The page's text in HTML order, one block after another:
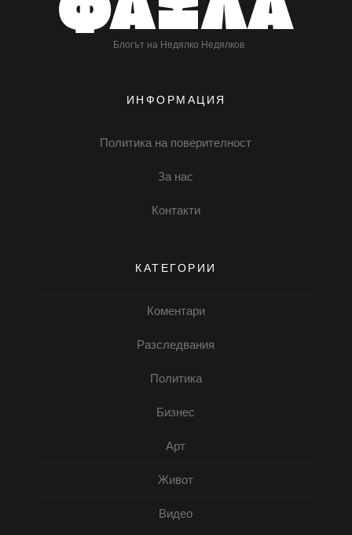
Блогът на Недялко Недялков
ИНФОРМАЦИЯ
Политика на поверителност
За нас
Контакти
КАТЕГОРИИ
Коментари
Разследвания
Политика
Бизнес
Арт
Живот
Видео